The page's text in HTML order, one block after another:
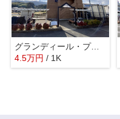
グランディール・プラム
4.5万円 / 1K